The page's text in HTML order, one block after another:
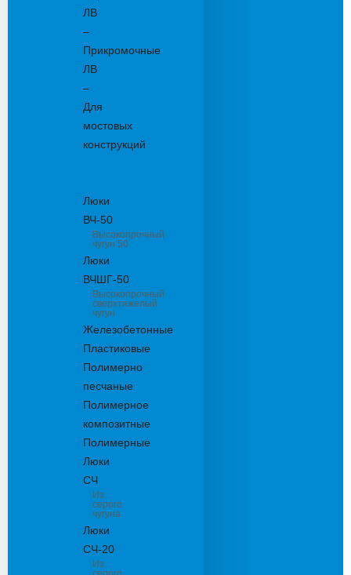
ЛВ
–
Прикромочные
ЛВ
–
Для
мостовых
конструкций
Люки
ВЧ-50
Высокопрочный
чугун 50
Люки
ВЧШГ-50
Высокопрочный
сверхтяжелый
чугун
Железобетонные
Пластиковые
Полимерно
песчаные
Полимерное
композитные
Полимерные
Люки
СЧ
Из
серого
чугуна
Люки
СЧ-20
Из